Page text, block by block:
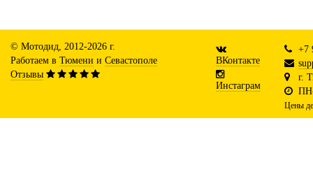
© Мотодид, 2012-2026 г.
Работаем в Тюмени и Севастополе
Отзывы
ВКонтакте
Инстаграм
+7
г.
Цены